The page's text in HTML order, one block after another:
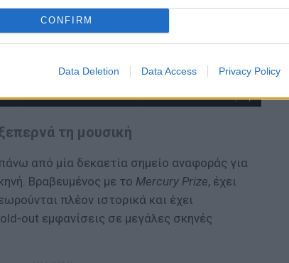
CONFIRM
Data Deletion Data Access Privacy Policy
τη μουσική
από μία δεκαετία σημείο αναφοράς για
Βραβευμένος με το Mercury Prize, έχει
πλέον ιστορικά και έχει
out εμφανίσεις σε μεγάλες σκηνές